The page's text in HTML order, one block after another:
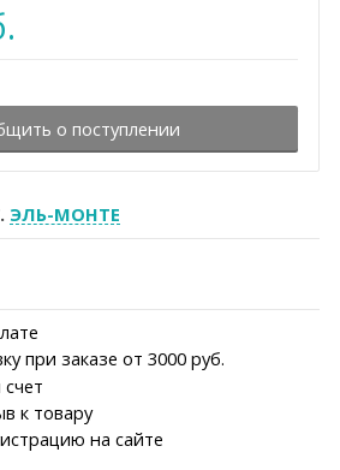
о поступлении
ЭЛЬ-МОНТЕ
при заказе от 3000 руб.
к товару
на сайте